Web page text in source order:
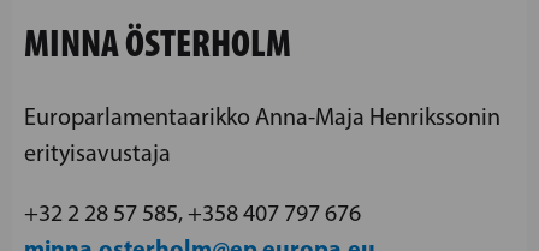
MINNA ÖSTERHOLM
Europarlamentaarikko Anna-Maja Henrikssonin
erityisavustaja
+32 2 28 57 585, +358 407 797 676